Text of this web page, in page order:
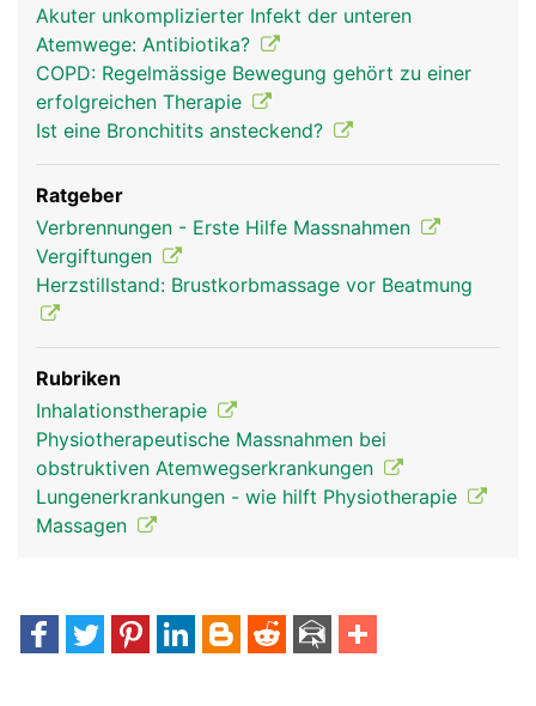
Atemwege Frau
Kopf Links
Akuter unkomplizierter Infekt der unteren
Atemwege: Antibiotika?
COPD: Regelmässige Bewegung gehört zu einer
erfolgreichen Therapie
Ist eine Bronchitits ansteckend?
Ratgeber
Verbrennungen - Erste Hilfe Massnahmen
Vergiftungen
Herzstillstand: Brustkorbmassage vor Beatmung
Rubriken
Inhalationstherapie
Physiotherapeutische Massnahmen bei
obstruktiven Atemwegserkrankungen
Lungenerkrankungen - wie hilft Physiotherapie
Massagen